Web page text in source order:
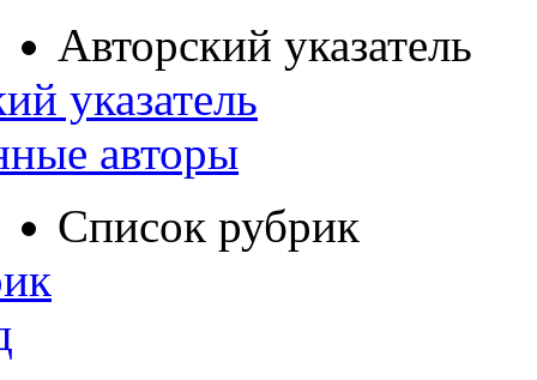
Авторский указатель
указатель
авторы
Список рубрик